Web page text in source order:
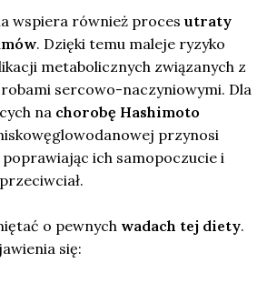
wspiera również proces utraty
. Dzięki temu maleje ryzyko
metabolicznych związanych z
sercowo-naczyniowymi. Dla
na chorobę Hashimoto
przynosi
ich samopoczucie i
o pewnych wadach tej diety.
się: